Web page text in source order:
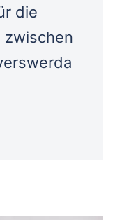
die
zwischen